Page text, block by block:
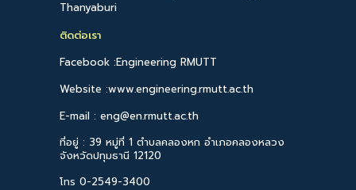
Thanyaburi
ติดต่อเรา
Facebook :Engineering RMUTT
Website :www.engineering.rmutt.ac.th
E-mail : eng@en.rmutt.ac.th
ที่อยู่ : 39 หมู่ที่ 1 ตำบลคลองหก อำเภอคลองหลวง
จังหวัดปทุมธานี 12120
โทร 0-2549-3400